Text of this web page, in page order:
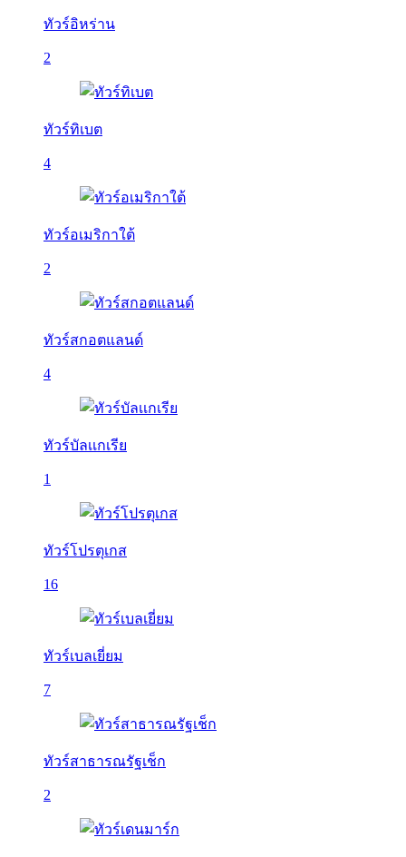
ทัวร์อิหร่าน
2
ทัวร์ทิเบต
4
ทัวร์อเมริกาใต้
2
ทัวร์สกอตแลนด์
4
ทัวร์บัลเเกเรีย
1
ทัวร์โปรตุเกส
16
ทัวร์เบลเยี่ยม
7
ทัวร์สาธารณรัฐเช็ก
2